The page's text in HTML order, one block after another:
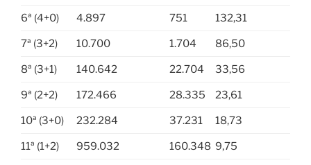
6ª (4+0) 4.897 751 132,31
7ª (3+2) 10.700 1.704 86,50
8ª (3+1) 140.642 22.704 33,56
9ª (2+2) 172.466 28.335 23,61
10ª (3+0) 232.284 37.231 18,73
11ª (1+2) 959.032 160.348 9,75